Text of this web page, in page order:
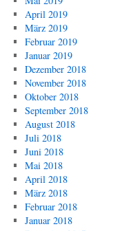
April 2019
März 2019
Februar 2019
Januar 2019
Dezember 2018
November 2018
Oktober 2018
September 2018
August 2018
Juli 2018
Juni 2018
Mai 2018
April 2018
März 2018
Februar 2018
Januar 2018